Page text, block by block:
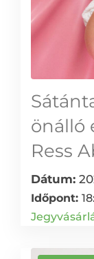
önálló
Ress
Dátum:
Időpont: